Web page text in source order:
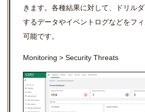
きます。各種結果に対して、ドリル
するデータやイベントログなどをフ
可能です。
Monitoring > Security Threats